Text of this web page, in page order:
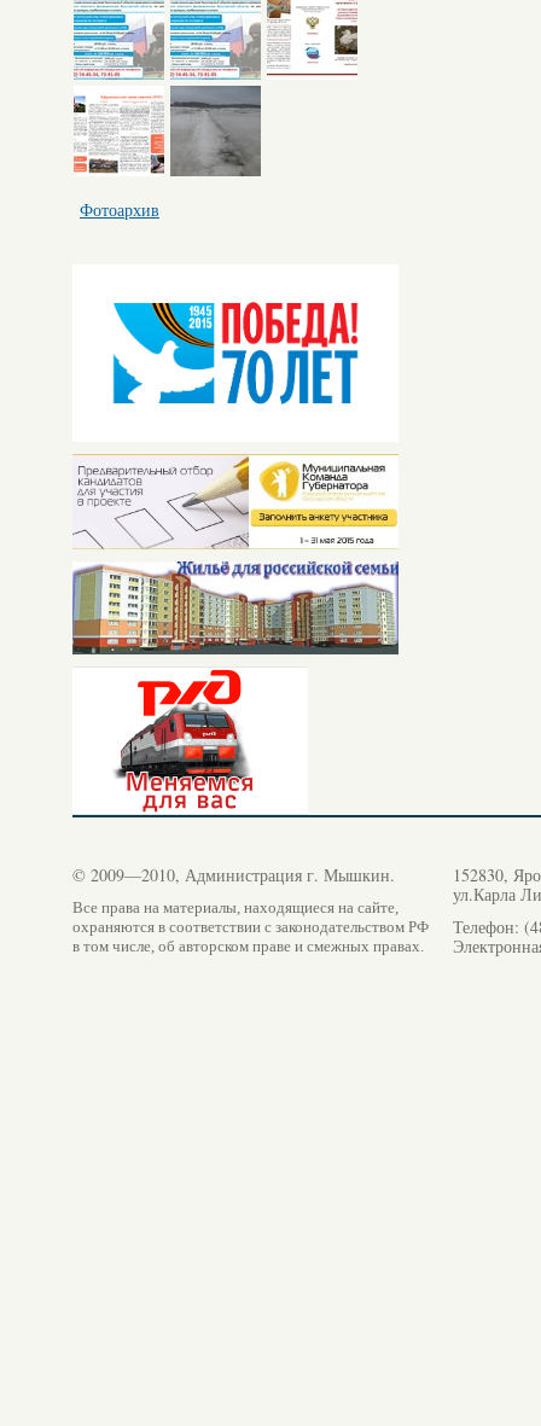
Фотоархив
© 2009—2010, Администрация г. Мышкин.
Все права на материалы, находящиеся на сайте,
охраняются в соответствии с законодательством РФ
в том числе, об авторском праве и смежных правах.
152830,
ул.Карла
Телефон: